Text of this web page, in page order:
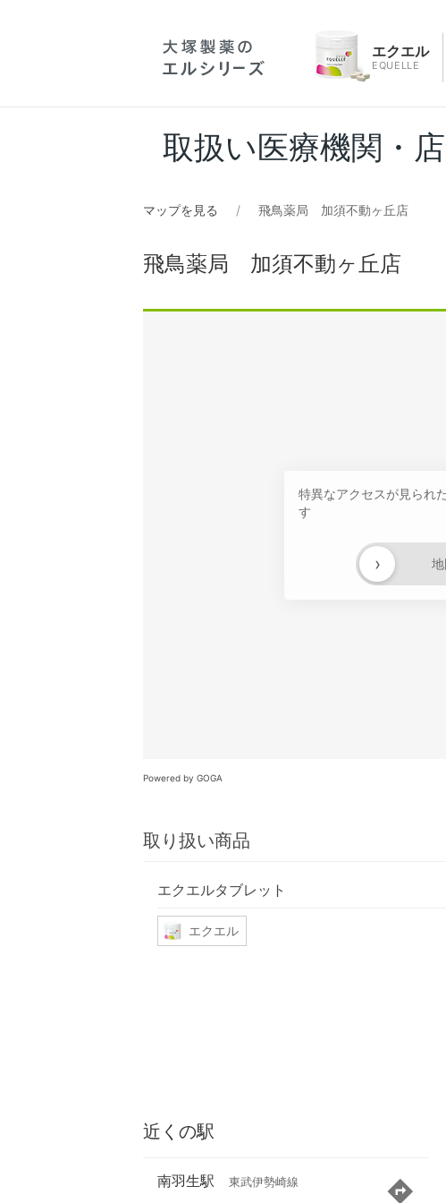
エクエル
EQUELLE
取扱い医療機関・
マップを見る 飛鳥薬局 加須不動ヶ丘店
飛鳥薬局 加須不動ヶ丘店
特異なアクセスが見られ
す
›
Powered by GOGA
取り扱い商品
エクエルタブレット
エクエル
近くの駅
南羽生駅 東武伊勢崎線